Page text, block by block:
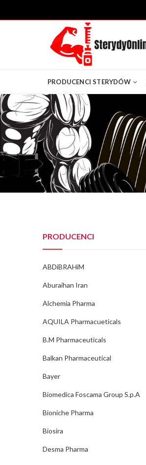
PRODUCENCI STERYDÓW
PRODUCENCI
ABDiBRAHiM
Aburaihan Iran
Alchemia Pharma
AQUILA Pharmacueticals
B.M Pharmaceuticals
Balkan Pharmaceutical
Bayer
Biomedica Foscama Group S.p.A
Bioniche Pharma
Biosira
Desma Pharma